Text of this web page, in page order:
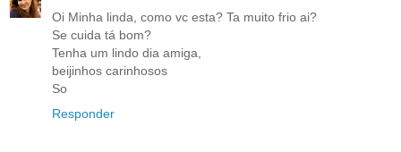
Oi Minha linda, como vc esta? Ta muito frio ai?
Se cuida tá bom?
Tenha um lindo dia amiga,
beijinhos carinhosos
So
Responder